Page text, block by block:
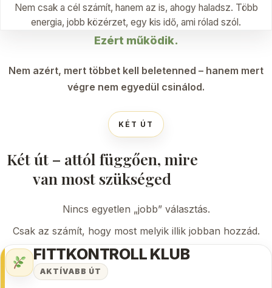
Nem csak a cél számít, hanem az is, ahogy haladsz. Több
energia, jobb közérzet, egy kis idő, ami rólad szól.
Ezért működik.
Nem azért, mert többet kell beletenned – hanem mert
végre nem egyedül csinálod.
KÉT ÚT
Két út – attól függően, mire
van most szükséged
Nincs egyetlen „jobb” választás.
Csak az számít, hogy most melyik illik jobban hozzád.
FITTKONTROLL KLUB
AKTÍVABB ÚT